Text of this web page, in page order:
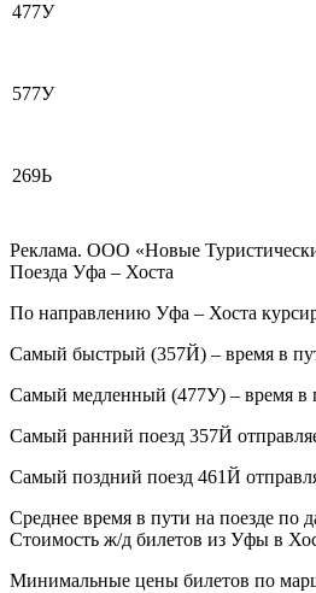
477У
577У
269Ь
Реклама. ООО «Новые
Поезда Уфа – Хоста
По направлению Уфа – Хоста
Самый быстрый (357Й) – время в
Самый медленный (477У) – время в
Самый ранний поезд 357Й
Самый поздний поезд 461Й
Среднее время в пути на поезде по
Стоимость ж/д билетов из Уфы в
Минимальные цены билетов по